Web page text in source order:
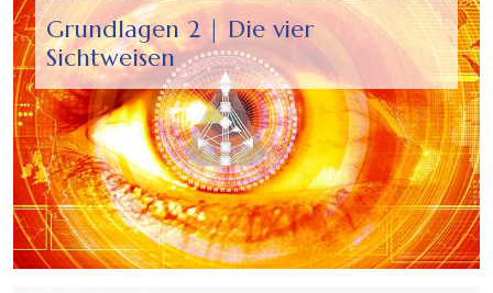
Grundlagen 2 | Die vier
Sichtweisen